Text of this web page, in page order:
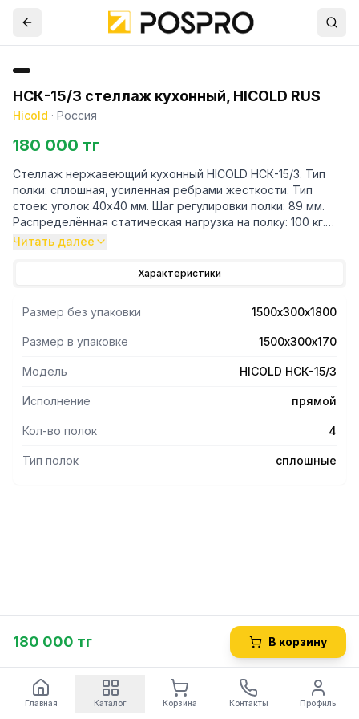
НСК-15/3 стеллаж кухонный, HICOLD RUS
Hicold · Россия
180 000 тг
Стеллаж нержавеющий кухонный HICOLD НСК-15/3. Тип
полки: сплошная, усиленная ребрами жесткости. Тип
стоек: уголок 40х40 мм. Шаг регулировки полки: 89 мм.
Распределённая статическая нагрузка на полку: 100 кг.
Изделие поставляется в разборе.
Читать далее
Характеристики
Размер без упаковки 1500х300х1800
Размер в упаковке 1500х300х170
Модель HICOLD НСК-15/3
Исполнение прямой
Кол-во полок 4
Тип полок сплошные
180 000 тг В корзину
Главная Каталог Корзина Контакты Профиль